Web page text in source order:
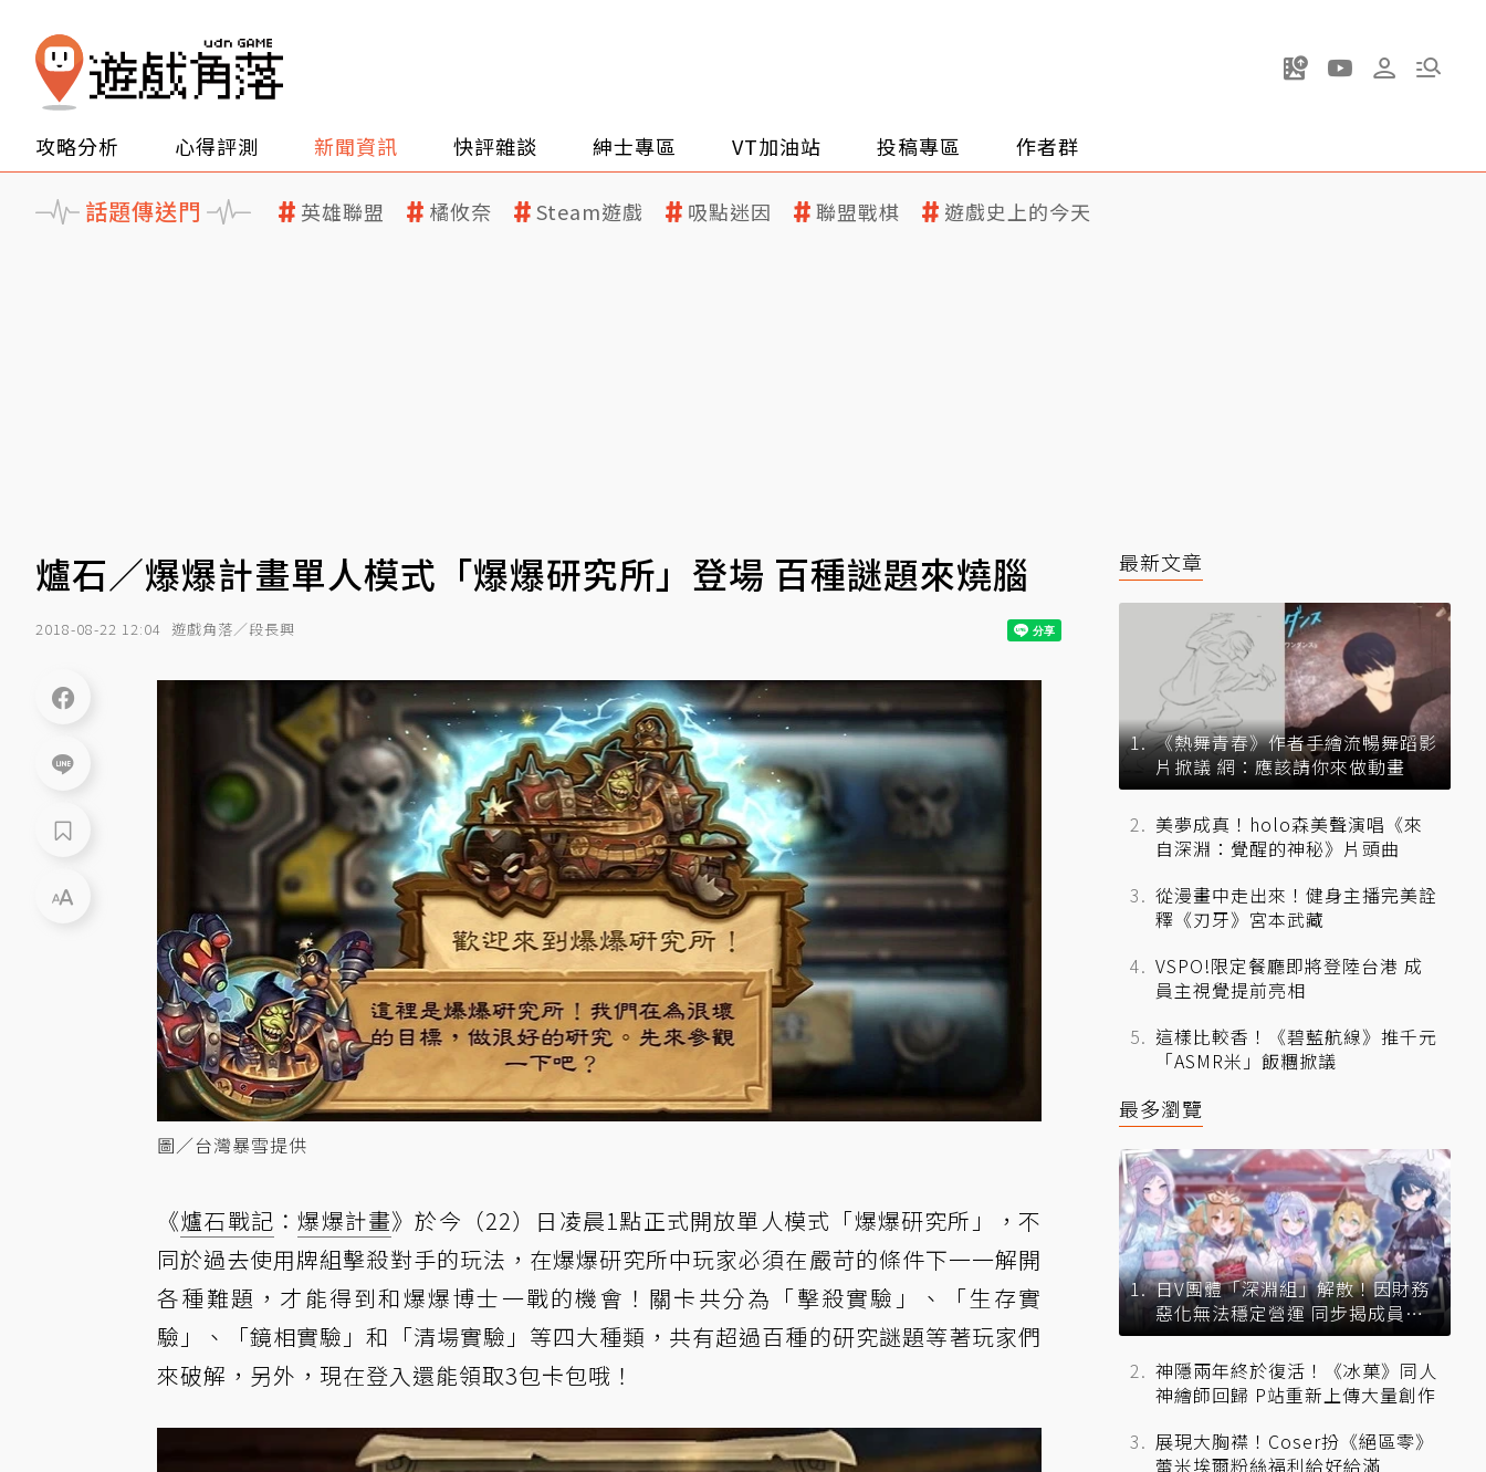
攻略分析 心得評測 新聞資訊 快評雜談 紳士專區 VT加油站 投稿專區 作者群
話題傳送門 英雄聯盟 橘攸奈 Steam遊戲 吸點迷因 聯盟戰棋 遊戲史上的今天
爐石／爆爆計畫單人模式「爆爆研究所」登場 百種謎題來燒腦
2018-08-22 12:04 遊戲角落／段長興
圖／台灣暴雪提供
《爐石戰記 ：爆爆計畫》於今（22）日凌晨1點正式開放單人模式「爆爆研究所」，不
同於過去使用牌組擊殺對手的玩法，在爆爆研究所中玩家必須在嚴苛的條件下一一解開
各種難題，才能得到和爆爆博士一戰的機會！關卡共分為「擊殺實驗」、「生存實
驗」、「鏡相實驗」和「清場實驗」等四大種類，共有超過百種的研究謎題等著玩家們
來破解，另外，現在登入還能領取3包卡包哦！
最新文章
《熱舞青春》作者手繪流暢舞蹈影
片掀議 網：應該請你來做動畫
美夢成真！holo森美聲演唱《來
自深淵：覺醒的神秘》片頭曲
從漫畫中走出來！健身主播完美詮
釋《刃牙》宮本武藏
VSPO!限定餐廳即將登陸台港 成
員主視覺提前亮相
這樣比較香！《碧藍航線》推千元
「ASMR米」飯糰掀議
最多瀏覽
日V團體「深淵組」解散！因財務
惡化無法穩定營運 同步揭成員未
來去向
神隱兩年終於復活！《冰菓》同人
神繪師回歸 P站重新上傳大量創作
展現大胸襟！Coser扮《絕區零》
蕾米埃爾粉絲福利給好給滿